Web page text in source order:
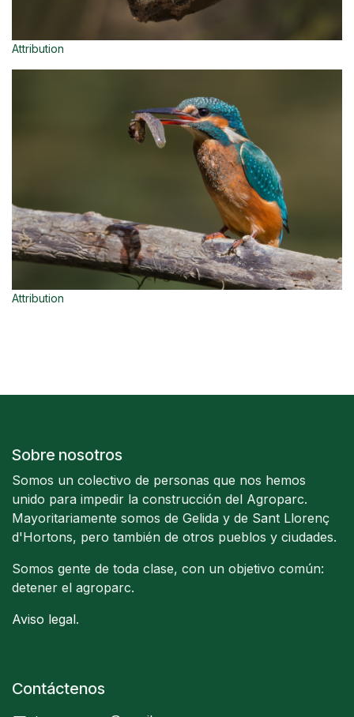
Attribution
Attribution
Sobre nosotros
Somos un colectivo de personas que nos hemos
unido para impedir la construcción del Agroparc.
Mayoritariamente somos de Gelida y de Sant Llorenç
d'Hortons, pero también de otros pueblos y ciudades.
Somos gente de toda clase, con un objetivo común:
detener el agroparc.
Aviso legal.
Contáctenos